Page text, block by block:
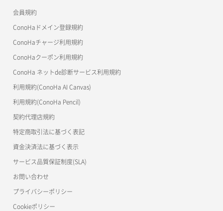
一時的Web公開
DBユーザー追加
DB削除
DB詳細取得
バックアップリストア（DB）
接続許可DBユーザー一覧取得
ConoHa for GAME
OpenStack CLI
Terraform
s3cmd
公開API(ConoHa VPS Ver.2.0)
会員規約
ConoHaドメイン登録規約
ConoHaチャージ利用規約
ConoHaクーポン利用規約
ConoHa ネットde診断サービス利用規約
利用規約(ConoHa AI Canvas)
利用規約(ConoHa Pencil)
契約代理店規約
特定商取引法に基づく表記
資金決済法に基づく表示
サービス品質保証制度(SLA)
お問い合わせ
プライバシーポリシー
Cookieポリシー